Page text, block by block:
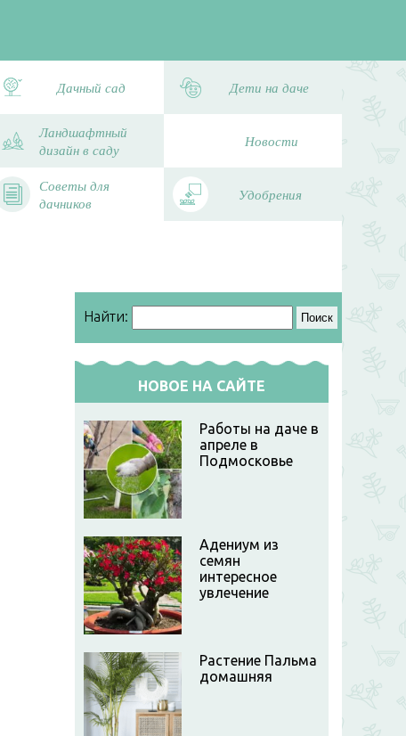
Дачный сад Дети на даче
Ландшафтный
дизайн в саду
Новости
Советы для
дачников
Удобрения
Найти:
НОВОЕ НА САЙТЕ
Работы на даче в
апреле в
Подмосковье
Адениум из
семян
интересное
увлечение
Растение Пальма
домашняя